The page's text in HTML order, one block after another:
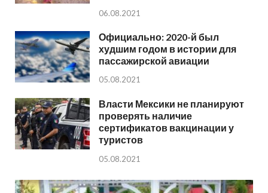
06.08.2021
Официально: 2020-й был
худшим годом в истории для
пассажирской авиации
05.08.2021
Власти Мексики не планируют
проверять наличие
сертификатов вакцинации у
туристов
05.08.2021